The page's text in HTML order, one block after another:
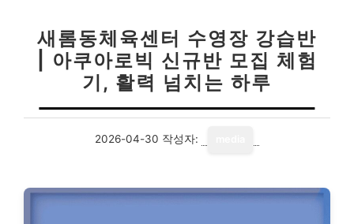
새롬동체육센터 수영장 강습반
| 아쿠아로빅 신규반 모집 체험
기, 활력 넘치는 하루
2026-04-30 작성자: